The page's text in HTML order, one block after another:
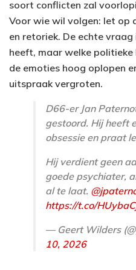
soort conflicten zal
Voor wie wil volgen: let op
en retoriek. De echte
heeft, maar welke politieke
de emoties hoog oplopen
uitspraak vergroten.
D66-er Jan
gestoord. Hij heeft
obsessie en praat
Hij verdient geen
goede psychiater,
al te laat.
https://t.co/
— Geert Wilders
10, 2026